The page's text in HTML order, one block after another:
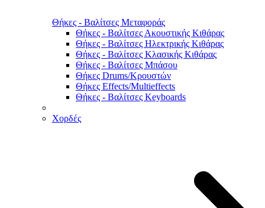
Θήκες - Βαλίτσες Μεταφοράς
Θήκες - Βαλίτσες Ακουστικής Κιθάρας
Θήκες - Βαλίτσες Ηλεκτρικής Κιθάρας
Θήκες - Βαλίτσες Κλασικής Κιθάρας
Θήκες - Βαλίτσες Μπάσου
Θήκες Drums/Κρουστών
Θήκες Effects/Multieffects
Θήκες - Βαλίτσες Keyboards
Χορδές